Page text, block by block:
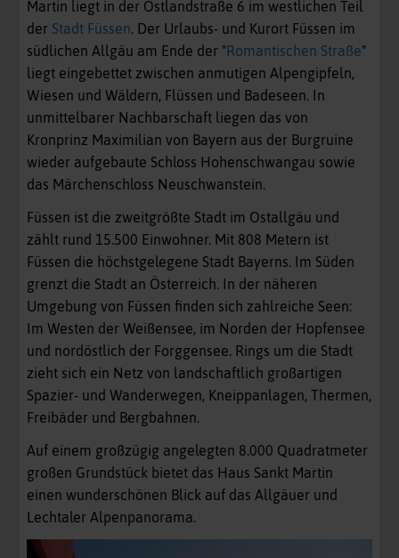
Martin liegt in der Ostlandstraße 6 im westlichen Teil
der Stadt Füssen. Der Urlaubs- und Kurort Füssen im
südlichen Allgäu am Ende der "Romantischen Straße"
liegt eingebettet zwischen anmutigen Alpengipfeln,
Wiesen und Wäldern, Flüssen und Badeseen. In
unmittelbarer Nachbarschaft liegen das von
Kronprinz Maximilian von Bayern aus der Burgruine
wieder aufgebaute Schloss Hohenschwangau sowie
das Märchenschloss Neuschwanstein.
Füssen ist die zweitgrößte Stadt im Ostallgäu und
zählt rund 15.500 Einwohner. Mit 808 Metern ist
Füssen die höchstgelegene Stadt Bayerns. Im Süden
grenzt die Stadt an Österreich. In der näheren
Umgebung von Füssen finden sich zahlreiche Seen:
Im Westen der Weißensee, im Norden der Hopfensee
und nordöstlich der Forggensee. Rings um die Stadt
zieht sich ein Netz von landschaftlich großartigen
Spazier- und Wanderwegen, Kneippanlagen, Thermen,
Freibäder und Bergbahnen.
Auf einem großzügig angelegten 8.000 Quadratmeter
großen Grundstück bietet das Haus Sankt Martin
einen wunderschönen Blick auf das Allgäuer und
Lechtaler Alpenpanorama.